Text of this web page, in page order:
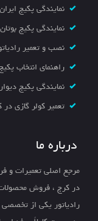
نمایندگی پکیج
نمایندگی پکیج
نصب و تعمیر
راهنمای انتخاب
نمایندگی پکیج
تعمیر کولر گازی
درباره ما
مرجع اصلی تعمیرات و
در کرج ، فروش
رادیاتور یکی از